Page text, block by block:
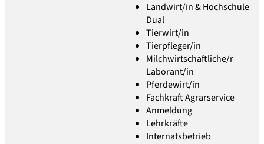
Landwirt/in & Hochschule
Dual
Tierwirt/in
Tierpfleger/in
Milchwirtschaftliche/r
Laborant/in
Pferdewirt/in
Fachkraft Agrarservice
Anmeldung
Lehrkräfte
Internatsbetrieb